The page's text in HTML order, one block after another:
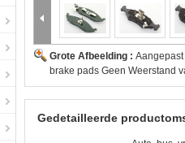
Grote Afbeelding :
brake pads Geen Weerstand
Gedetailleerde